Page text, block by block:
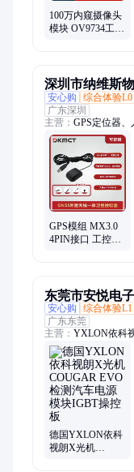
组100万内窥摄像头
模块 OV9734工业
深圳市纳维斯
安心购
综合体验L0
广东深圳
主营： GPS定位器
模块、智能电子学
模组、电动车定位
宠物定位器、人员
器、断油电、汽车
GPS、接线GPS、
GPS模组 MX3.0
4PIN接口 工控机
东莞市安悦电
安心购
综合体验L1
广东东莞
主营： YXLON依科
科视朗工业CT、汽
RAY点料机、炉温
分盘机、Cougar
FF85、工业CT FF20
德国YXLON依科
视朗X光机